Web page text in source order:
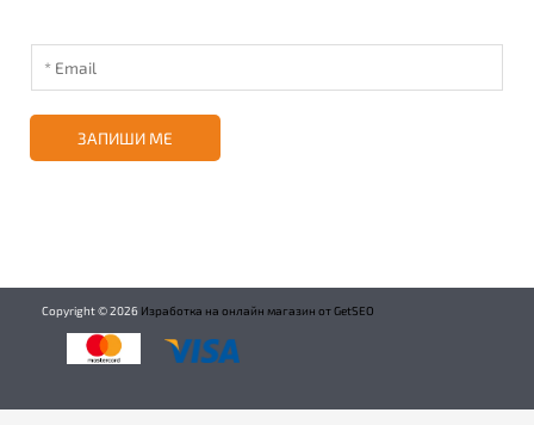
ЗАПИШИ МЕ
Copyright ©2026 Изработка на онлайн магазин от GetSEO